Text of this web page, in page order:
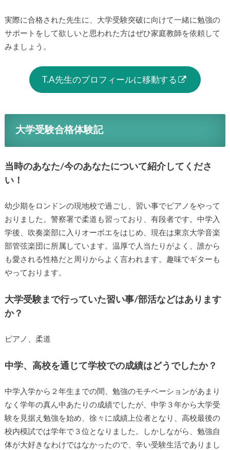
実際に合格された先生に、大学受験突破に向けて一緒に勉強の
サポートをして欲しいと思われた方はぜひ家庭教師を依頼して
みましょう。
T.A先生のプロフィールに移動する
大学受験合格体験記
当時のあなた/今のあなたについて紹介してくださ
い！
幼少期をロンドンの現地校で過ごし、習い事でピアノをやって
おりました。警察署で柔道も習っており、有段者です。中学入
学後、吹奏楽部に入りオーボエをはじめ、現在は東京大学音楽
部管弦楽団に所属しています。温厚で人当たりがよく、誰から
も愛される性格だと周りからよく言われます。趣味でギターも
やっております。
大学受験まで行っていた習い事/部活などはあります
か？
ピアノ、柔道
中学、高校を通じて学校での成績はどうでしたか？
中学入学から２年生までの間、勉強のモチベーションがあまり
なく学年の真ん中あたりの成績でしたが、中学３年から大学受
験を見据え勉強を始め、徐々に成績上位者となり、高校最後の
校内模試では学年で３位となりました。しかしながら、勉強自
体が大好きなわけではなかったので、辛い受験生活でありまし